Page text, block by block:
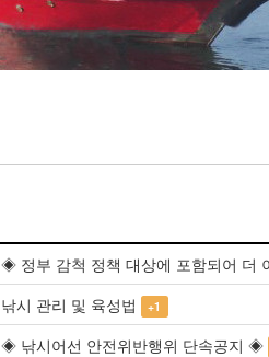
◈ 정부 감척 정책 대상에 포함되어 더
낚시 관리 및 육성법 +1
◈ 낚시어선 안전위반행위 단속공지 ◈